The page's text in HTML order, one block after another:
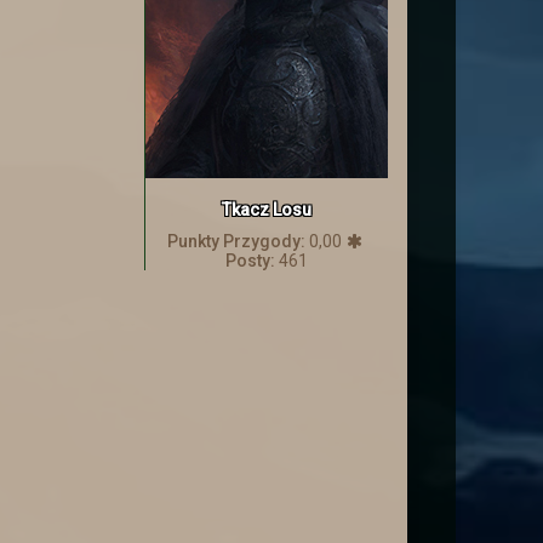
Tkacz Losu
Punkty Przygody: 0,00
Posty: 461